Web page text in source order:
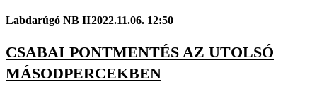
Labdarúgó NB II2022.11.06. 12:50
CSABAI PONTMENTÉS AZ UTOLSÓ
MÁSODPERCEKBEN